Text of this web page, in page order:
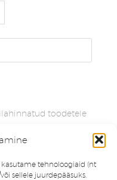
tehnoloogiaid (nt
sellele juurdepääsuks.
toodetele